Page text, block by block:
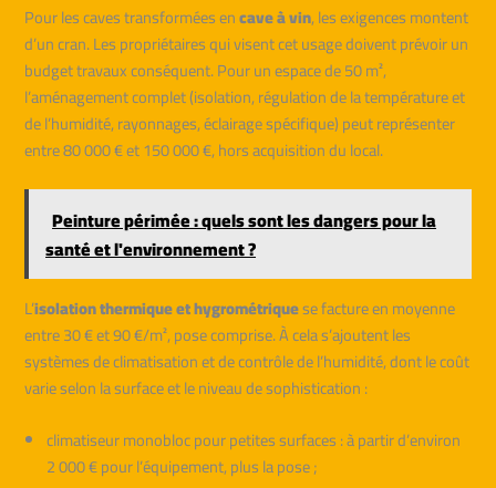
Pour les caves transformées encave à vin, les exigences montent
d’un cran. Les propriétaires qui visent cet usage doivent prévoir un
budget travaux conséquent. Pour un espace de 50 m²,
l’aménagement complet (isolation, régulation de la température et
de l’humidité, rayonnages, éclairage spécifique) peut représenter
entre 80 000 € et 150 000 €, hors acquisition du local.
Peinture périmée : quels sont les dangers pour la
santé et l'environnement ?
L’isolation thermique et hygrométriquese facture en moyenne
entre 30 € et 90 €/m², pose comprise. À cela s’ajoutent les
systèmes de climatisation et de contrôle de l’humidité, dont le coût
varie selon la surface et le niveau de sophistication :
climatiseur monobloc pour petites surfaces : à partir d’environ
2 000 € pour l’équipement, plus la pose ;